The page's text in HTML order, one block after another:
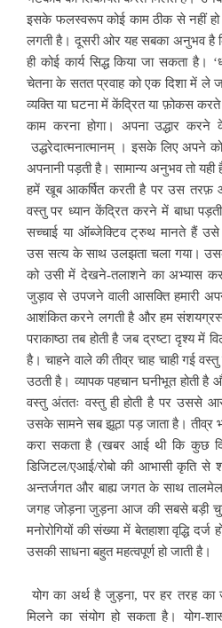
इसके फलस्वरूप कोई काम ठीक से नहीं हो
लगती है। दूसरी ओर यह सबका अनुभव है कि
ही कोई कार्य सिद्ध किया जा सकता है।
चेतना के सतत प्रवाह को एक दिशा में ले
व्यक्ति या घटना में केंद्रित या फ़ोकस
काम करना होगा। अपना उद्धार
उद्धरेदात्मनात्मानम् । इसके लिए अपने
अपनानी पड़ती है। सामान्य अनुभव तो यही
हमें खूब आकर्षित करती है पर उस तरफ़
वस्तु पर ध्यान केंद्रित करने में बाधा
सच्चाई या ऑब्जेक्टिव ट्रुथ मानते हैं
उस सत्य के साथ उलझता चला गया।
को उसी में देखने-तलाशने का अभ्यास
जुड़ाव से उपजने वाली आसक्ति हमारी
आशंकित करने लगती है और हम संशयग्रस्त
पराकाष्ठा तब होती है जब द्रष्टा दृश्य में
है। चाहने वाले की तीव्र चाह चाही गई
उठती है। व्यापक पहचान घनीभूत होती है
वस्तु अंततः वस्तु ही होती है पर उससे
उसके सामने सब झूठा पड़ जाता है। तीव्र
करा सकता है (खबर आई थी कि कुछ
डिजिटल/एआई/रोबो की आभासी कृति से
अन्तर्जगत और बाह्य जगत के साथ तालमेल
जगह जोड़ना जुड़ना आज की सबसे बड़ी
मनोरोगियों की संख्या में बेतहाशा वृद्धि
उसकी साधना बहुत महत्वपूर्ण हो जाती है।
योग का अर्थ है जुड़ना, पर हर तरह
मिलने का संयोग हो सकता है। योग-